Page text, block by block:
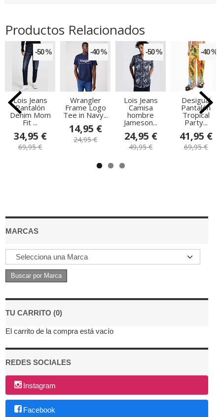
MARCAS
TU CARRITO (0)
El carrito de la compra está vacío
REDES SOCIALES
Instagram
Facebook
Productos Relacionados
-50 %
Lois Jeans
Pantalón
Denim Mom
Fit ...
34,95 €
69,95 €
-40 %
Wrangler
Frame Logo
Tee in Navy...
14,95 €
24,95 €
-50 %
Lois Jeans
Camisa
hombre
Jameson...
24,95 €
49,95 €
-40 %
Desigual
Pantalón
Tropical
Party...
41,95 €
69,95 €